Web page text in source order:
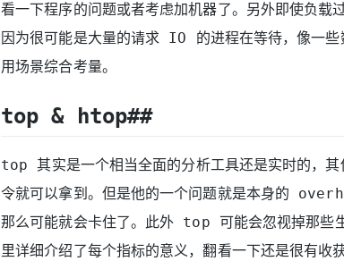
看一下程序的问题或者考虑加机器了。另外即使负载
因为很可能是大量的请求 IO 的进程在等待，像一些
用场景综合考量。
top & htop##
top 其实是一个相当全面的分析工具还是实时的，
令就可以拿到。但是他的一个问题就是本身的
那么可能就会卡住了。此外 top 可能会忽视掉那
里详细介绍了每个指标的意义，翻看一下还是很有